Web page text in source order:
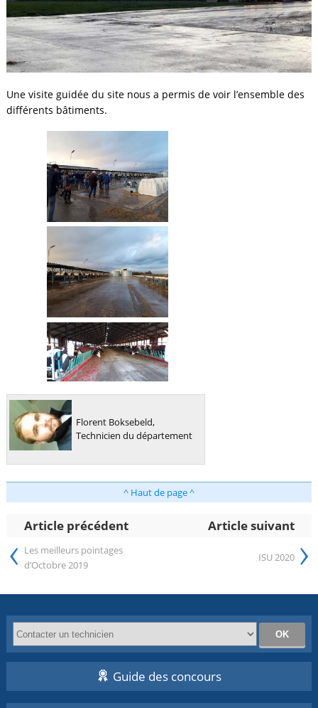
Une visite guidée du site nous a permis de voir l’ensemble des
différents bâtiments.
Florent Boksebeld,
Technicien du département
^ Haut de page ^
Article précédent Article suivant
‹ Les meilleurs pointages
d’Octobre 2019
ISU 2020 ›
Guide des concours